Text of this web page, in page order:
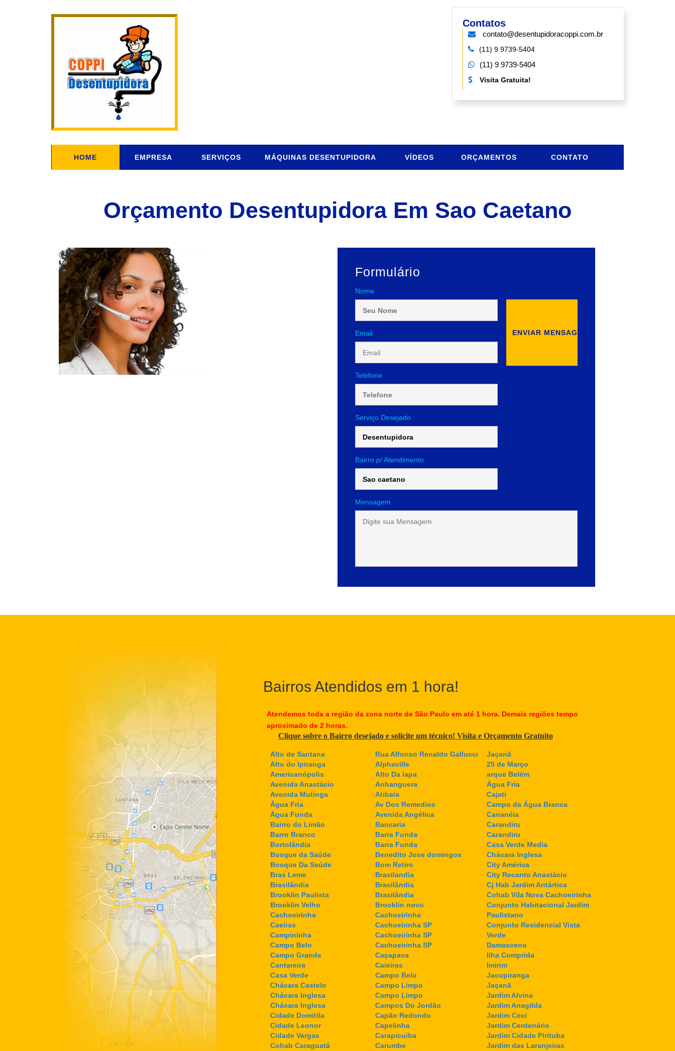
Contatos
contato@desentupidoracoppi.com.br
(11) 9 9739-5404
(11) 9 9739-5404
Visita Gratuita!
HOME EMPRESA SERVIÇOS MÁQUINAS DESENTUPIDORA VÍDEOS ORÇAMENTOS CONTATO
Orçamento Desentupidora Em Sao Caetano
Formulário
Nome
Email
Telefone
Serviço Desejado
Bairro p/ Atendimento
Mensagem
Bairros Atendidos em 1 hora!
Atendemos toda a região da zona norte de São Paulo em até 1 hora. Demais regiões tempo
aproximado de 2 horas.
Clique sobre o Bairro desejado e solicite um técnico! Visita e Orçamento Gratuito
Alto de Santana
Alto do Ipiranga
Americanópolis
Avenida Anastácio
Avenida Mutinga
Àgua Fria
Água Funda
Bairro do Limão
Barro Branco
Bortolândia
Bosque da Saúde
Bosque Da Saúde
Bras Leme
Brasilândia
Brooklin Paulista
Brooklin Velho
Cachoeirinha
Caeiras
Campininha
Campo Belo
Campo Grande
Cantareira
Casa Verde
Chácara Castelo
Chácara Inglesa
Chácara Inglesa
Cidade Domitila
Cidade Leonor
Cidade Vargas
Cohab Caraguatá
Rua Alfonso Renaldo Gallucci
Alphaville
Alto Da lapa
Anhanguera
Atibaia
Av Dos Remedios
Avenida Angélica
Bancaria
Barra Funda
Barra Funda
Benedito Jose domingos
Bom Retiro
Brasilandia
Brasilândia
Brasilândia
Brooklin novo
Cachoeirinha
Cachoeirinha SP
Cachoeirinha SP
Cachoeirinha SP
Caçapava
Caieiras
Campo Belo
Campo Limpo
Campo Limpo
Campos Do Jordão
Capão Redondo
Capelinha
Carapicuiba
Carumbe
Jaçanã
25 de Março
arque Belém
Água Fria
Cajati
Campo da Água Branca
Cananéia
Carandiru
Carandiru
Casa Verde Media
Chácara Inglesa
City América
City Recanto Anastácio
Cj Hab Jardim Antártica
Cohab Vila Nova Cachoeirinha
Conjunto Habitacional Jardim
Paulistano
Conjunto Residencial Vista
Verde
Damasceno
Ilha Comprida
Imirim
Jacupiranga
Jaçanã
Jardim Alvina
Jardim Anagilda
Jardim Ceci
Jardim Centenário
Jardim Cidade Pirituba
Jardim das Laranjeiras